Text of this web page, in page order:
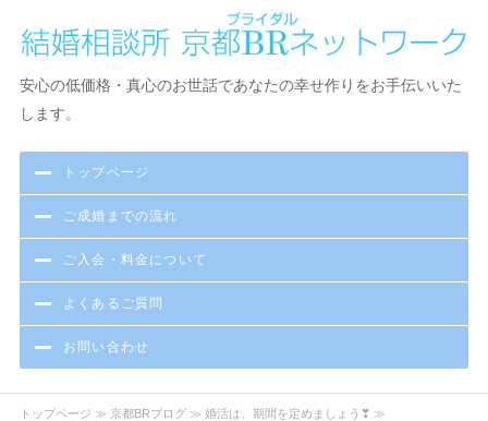
京都で結婚相談・お見合い・出会いなら京都BR（ブライダル）ネ
安心の低価格・真心のお世話であなたの幸せ作りをお手伝いいた
します。
トップページ
ご成婚までの流れ
ご入会・料金について
よくあるご質問
お問い合わせ
トップページ ≫ 京都BRブログ≫ 婚活は、期間を定めましょう❣ ≫